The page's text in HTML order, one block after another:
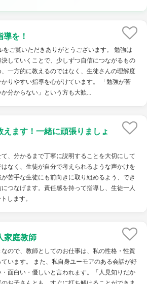
を！
ご覧いただきありがとうございます。 勉強は
決していくことで、少しずつ自信につながるもの
一方的に教えるのではなく、生徒さんの理解度
りやすい指導を心がけています。 「勉強が苦
分からない」という方も大歓...
ます！一緒に頑張りましょ
、分かるまで丁寧に説明することを大切にして
なく、生徒が自分で考えられるような声かけを
苦手な生徒にも前向きに取り組めるよう、でき
つなげます。責任感を持って指導し、生徒一人
します。
家庭教師
ので、教師としてのお仕事は、私の性格・性質
います。 また、私自身ユーモアのある会話が好
面白い・優しいと言われます。「人見知りだか